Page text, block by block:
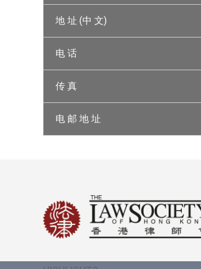
地 址 (中 文)
电 话
传 真
电 邮 地 址